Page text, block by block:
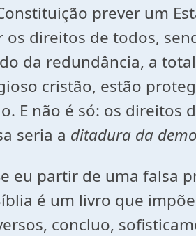
prever um
direitos de todos,
da redundância, a
cristão, estão
E não é só: os
seria a ditadura da
eu partir de uma falsa
é um livro que
concluo,